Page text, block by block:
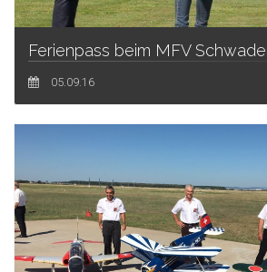
Ferienpass beim MFV
05.09.16